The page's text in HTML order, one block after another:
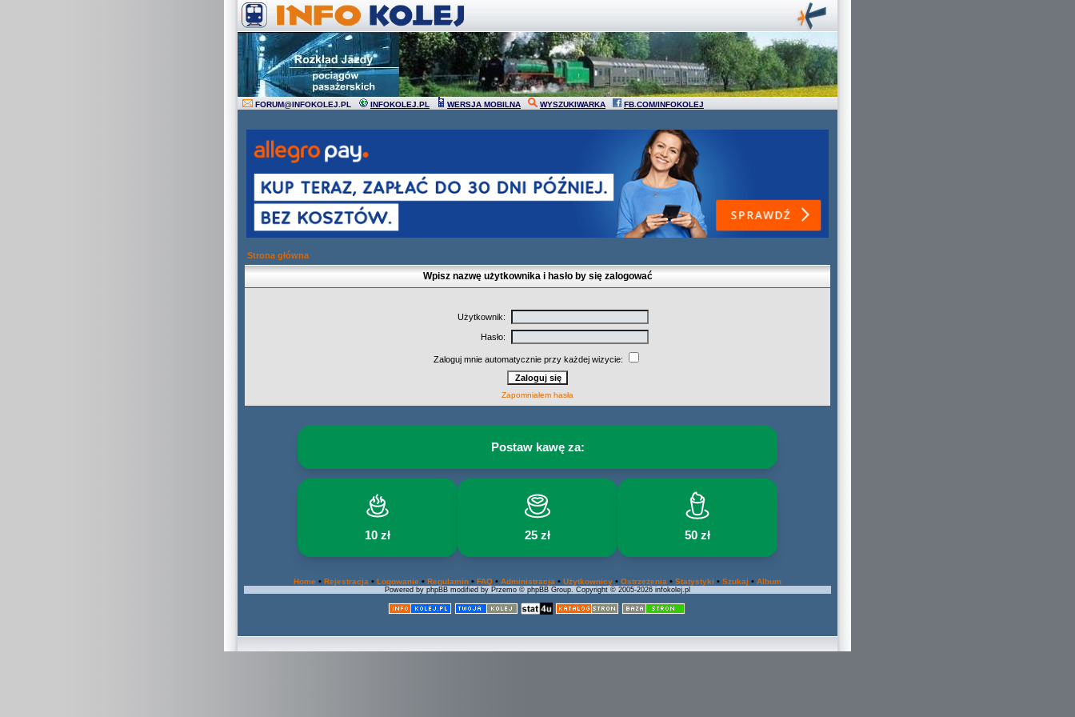
FORUM@INFOKOLEJ.PL INFOKOLEJ.PL WERSJA MOBILNA WYSZUKIWARKA FB.COM/INFOKOLEJ
Strona główna
Wpisz nazwę użytkownika i hasło by się zalogować
Użytkownik:
Hasło:
Zaloguj mnie automatycznie przy każdej wizycie:
Zapomniałem hasła
Postaw kawę za:
10 zł 25 zł 50 zł
Home • Rejestracja • Logowanie • Regulamin • FAQ • Administracja • Użytkownicy • Ostrzeżenia • Statystyki • Szukaj • Album
Powered by phpBB modified by Przemo © phpBB Group. Copyright © 2005-2026 infokolej.pl